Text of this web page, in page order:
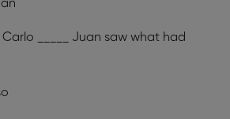
Carlo _____ Juan saw what had